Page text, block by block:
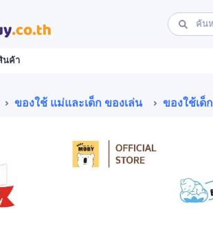
นค้า
ของใช้ แม่และเด็ก ของเล่น ของใช้เด็ก